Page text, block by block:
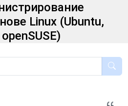
Linux (Ubuntu,